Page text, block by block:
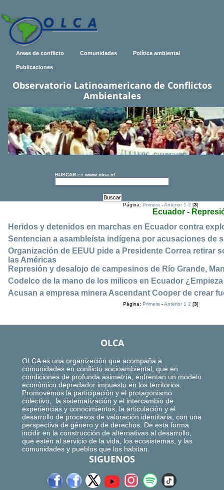
Areas de conflicto Comunidades Política ambiental
Publicaciones
Observatorio Latinoamericano de Conflictos
Ambientales
BUSCAR en www.olca.cl
Página:Primera -Anterior 1 2 [3]
Ecuador -
Heridos y detenidos en marchas en Ecuador contra
Sentencian a asambleísta indígena por acusaciones de
Organización de EEUU pide a Presidente Correa retirar
las Américas
Represión y desalojo de campesinos de Río Grande,
Codelco de la mano de los milicos en Ecuador
Acusan a empresa minera Ascendant Cooper de crear
Página:Primera -Anterior 1 2 [3]
OLCA
OLCA es una organización que acompaña a
comunidades en conflicto socioambiental, que en
condiciones de profunda asimetría, enfrentan un modelo
económico depredador impuesto en los territorios.
Promovemos la participación y el protagonismo
colectivo, la sistematización y el intercambio de
experiencias y conocimientos, la articulación y el
desarrollo de procesos de valoración identitaria, con una
perspectiva de género y de derechos. De esta forma
incidir en la construcción de alternativas al desarrollo,
que estén al servicio de la vida, los ecosistemas, y las
comunidades y pueblos que los habitan.
SIGUENOS